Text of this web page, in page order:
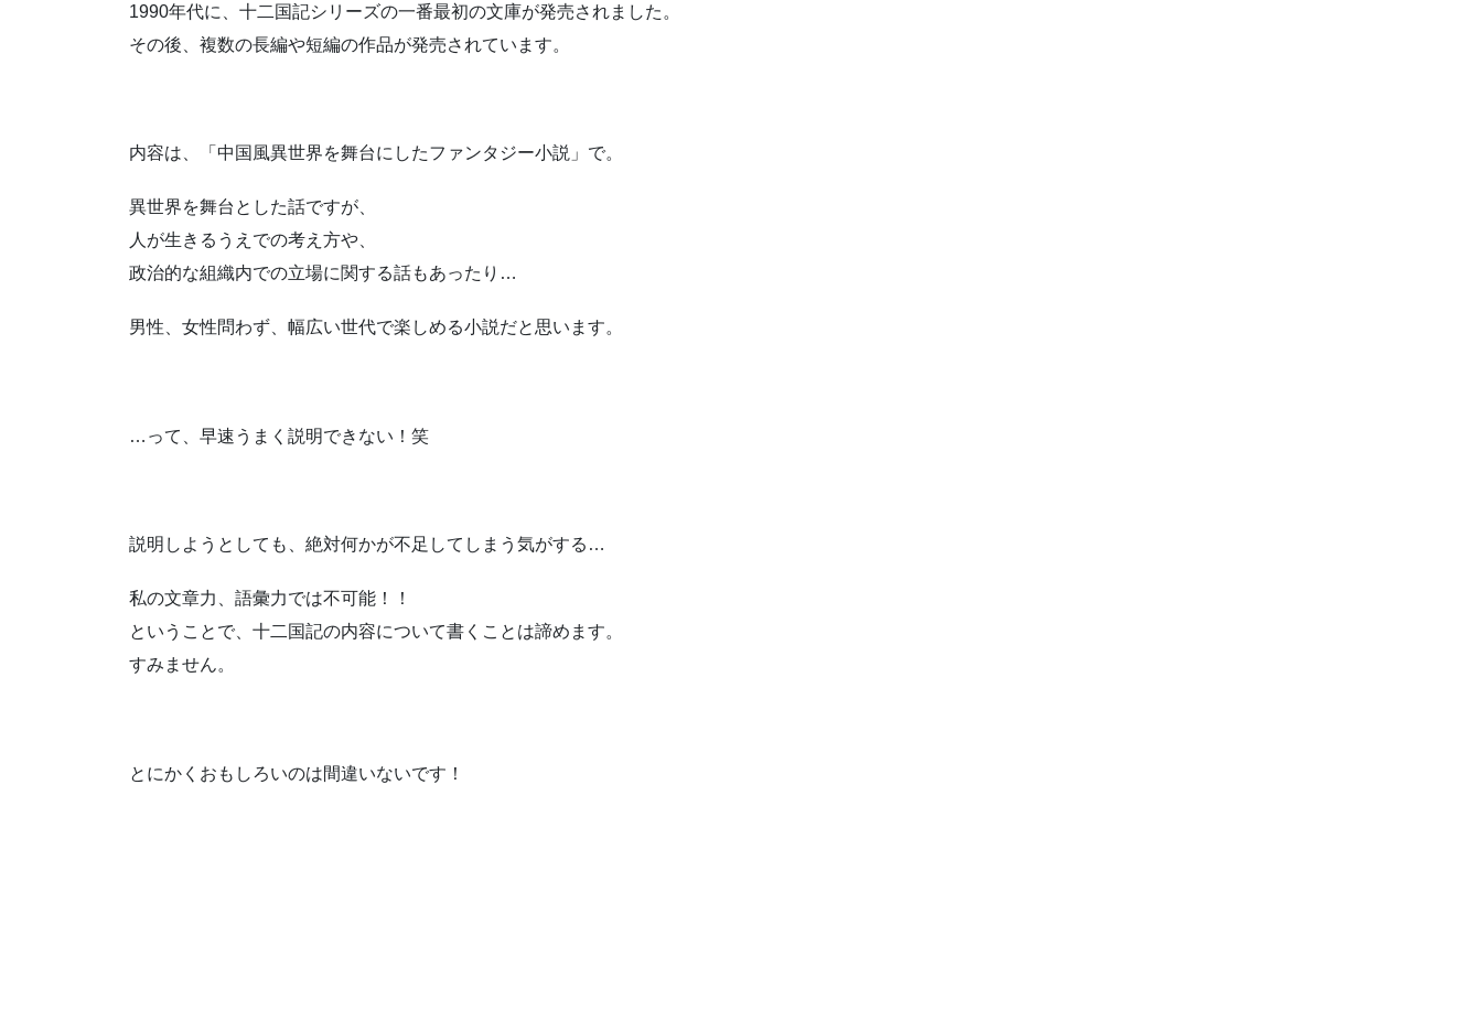
1990年代に、十二国記シリーズの一番最初の文庫が発売されました。
その後、複数の長編や短編の作品が発売されています。
内容は、 中国風異世界を舞台にしたファンタジー小説 で。
異世界を舞台とした話ですが、
人が生きるうえでの考え方や、
政治的な組織内での立場に関する話もあったり…
男性、女性問わず、幅広い世代で楽しめる小説だと思います。
…って、早速うまく説明できない！笑
説明しようとしても、絶対何かが不足してしまう気がする…
私の文章力、語彙力では不可能！！
ということで、十二国記の内容について書くことは諦めます。
すみません。
とにかくおもしろいのは間違いないです！